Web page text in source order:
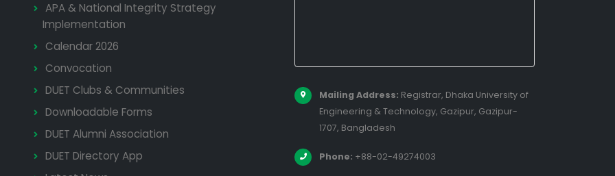
APA & National Integrity Strategy
Implementation
Calendar 2026
Convocation
DUET Clubs & Communities
Downloadable Forms
DUET Alumni Association
DUET Directory App
Mailing Address: Registrar, Dhaka University of
Engineering & Technology, Gazipur, Gazipur-
1707, Bangladesh
Phone: +88-02-49274003